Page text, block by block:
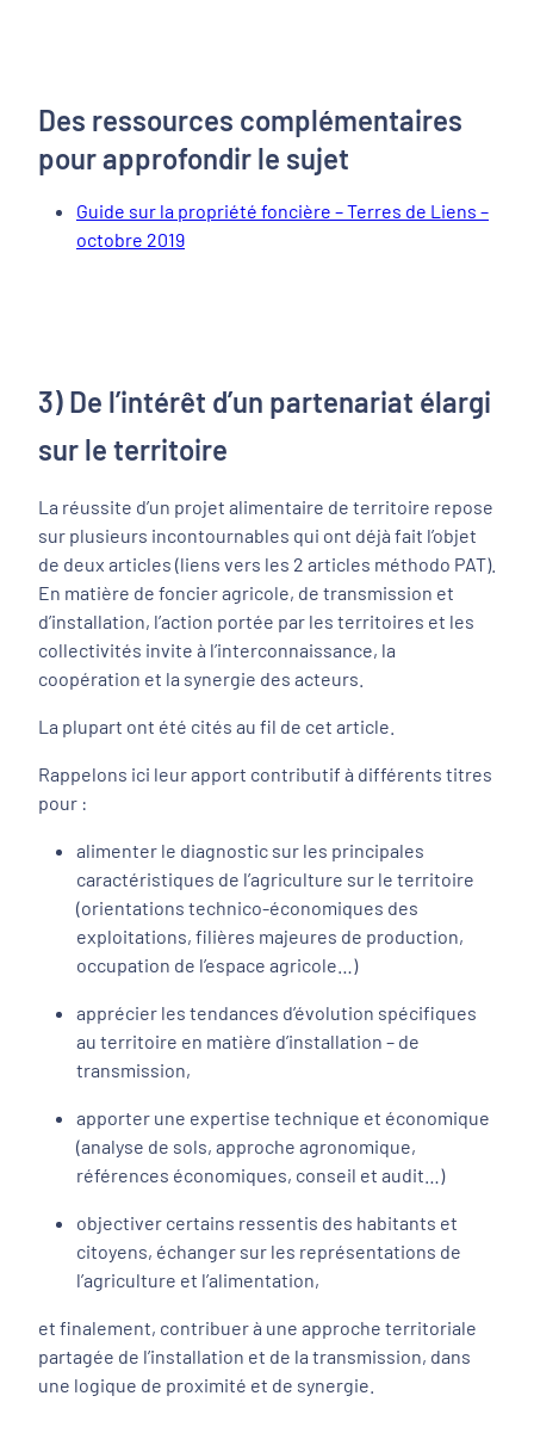
Des ressources complémentaires
pour approfondir le sujet
Guide sur la propriété foncière – Terres de Liens –
octobre 2019
3) De l’intérêt d’un partenariat élargi
sur le territoire
La réussite d’un projet alimentaire de territoire repose
sur plusieurs incontournables qui ont déjà fait l’objet
de deux articles (liens vers les 2 articles méthodo PAT).
En matière de foncier agricole, de transmission et
d’installation, l’action portée par les territoires et les
collectivités invite à l’interconnaissance, la
coopération et la synergie des acteurs.
La plupart ont été cités au fil de cet article.
Rappelons ici leur apport contributif à différents titres
pour :
alimenter le diagnostic sur les principales
caractéristiques de l’agriculture sur le territoire
(orientations technico-économiques des
exploitations, filières majeures de production,
occupation de l’espace agricole…)
apprécier les tendances d’évolution spécifiques
au territoire en matière d’installation – de
transmission,
apporter une expertise technique et économique
(analyse de sols, approche agronomique,
références économiques, conseil et audit…)
objectiver certains ressentis des habitants et
citoyens, échanger sur les représentations de
l’agriculture et l’alimentation,
et finalement, contribuer à une approche territoriale
partagée de l’installation et de la transmission, dans
une logique de proximité et de synergie.